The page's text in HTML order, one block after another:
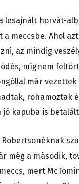
lesajnált horvát-
meccsbe. Ahol
az mindig
mígnem
már
rohamoztak
kapuba is
még a második,
mert